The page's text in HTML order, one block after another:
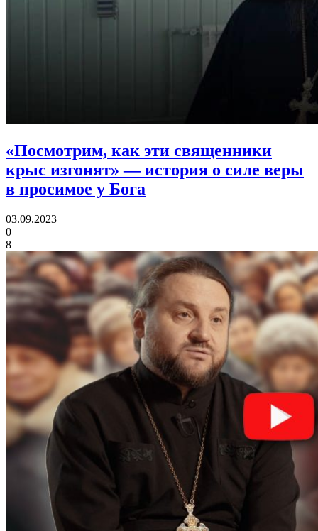
«Посмотрим, как эти священники
крыс изгонят»— история о силе веры
в просимое у Бога
03.09.2023
0
8